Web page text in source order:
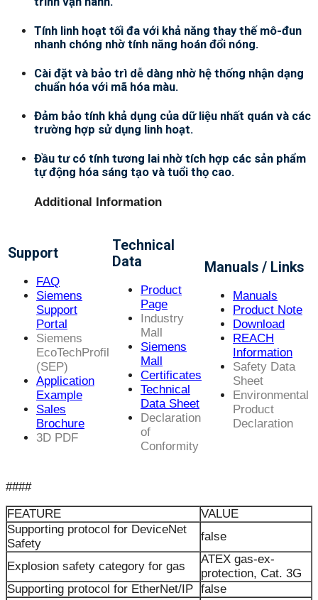
Tính linh hoạt tối đa với khả năng thay thế mô-đun
nhanh chóng nhờ tính năng hoán đổi nóng.
Cài đặt và bảo trì dễ dàng nhờ hệ thống nhận dạng
chuẩn hóa với mã hóa màu.
Đảm bảo tính khả dụng của dữ liệu nhất quán và các
trường hợp sử dụng linh hoạt.
Đầu tư có tính tương lai nhờ tích hợp các sản phẩm
tự động hóa sáng tạo và tuổi thọ cao.
Additional Information
Support
FAQ
Siemens
Support
Portal
Siemens
EcoTechProfil
(SEP)
Application
Example
Sales
Brochure
3D PDF
Technical
Data
Product
Page
Industry
Mall
Siemens
Mall
Certificates
Technical
Data Sheet
Declaration
of
Conformity
Manuals / Links
Manuals
Product Note
Download
REACH
Information
Safety Data
Sheet
Environmental
Product
Declaration
####
FEATURE
VALUE
Supporting protocol for DeviceNet
Safety
false
Explosion safety category for gas
ATEX gas-ex-
protection, Cat. 3G
Supporting protocol for EtherNet/IP false